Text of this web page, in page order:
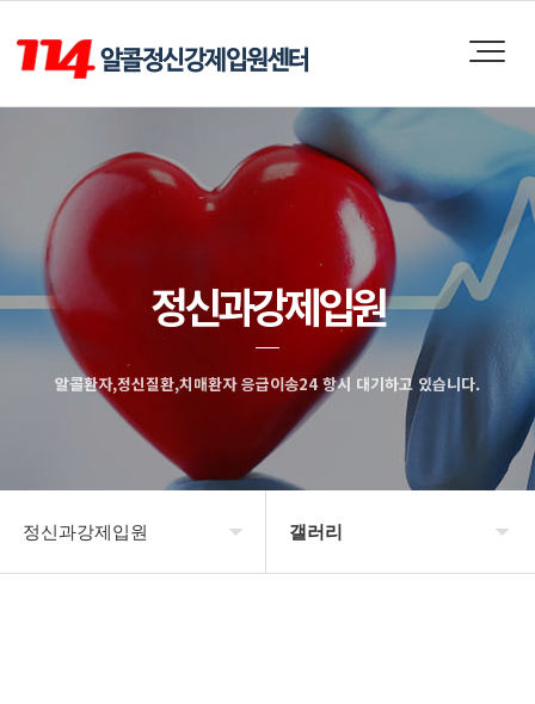
정신과강제입원
알콜환자,정신질환,치매환자 응급이송24 항시 대기하고 있습니다.
정신과강제입원 갤러리